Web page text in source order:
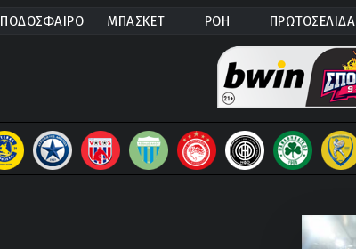
ΠΟΔΟΣΦΑΙΡΟ ΜΠΑΣΚΕΤ ΡΟΗ ΠΡΩΤΟΣΕΛΙΔΑ